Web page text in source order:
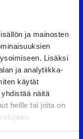
ja mainosten
Lisäksi
ja analytiikka-
käytät
näitä
heille tai joita on
ry
, vaate- ja
tarjoaa
tapahtumia.
joita